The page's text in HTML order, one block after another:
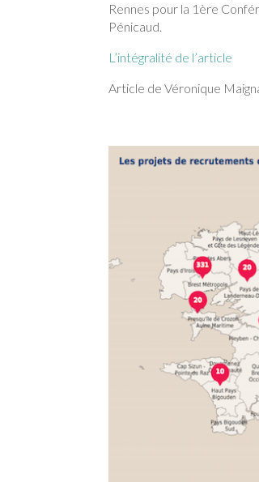
Rennes pour la 1ère
Pénicaud.
L’intégralité de l’article
Article de Véronique